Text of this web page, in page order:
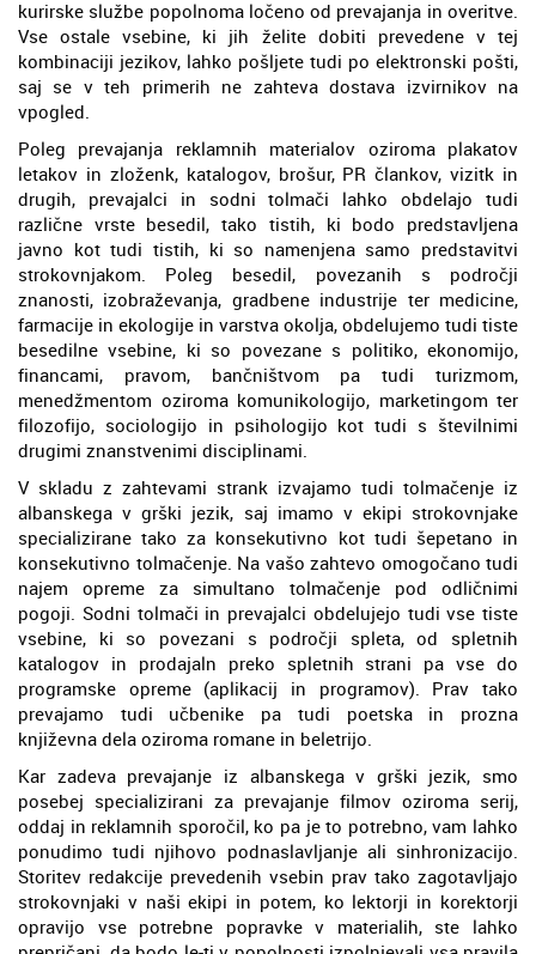
kurirske službe popolnoma ločeno od prevajanja in overitve.
Vse ostale vsebine, ki jih želite dobiti prevedene v tej
kombinaciji jezikov, lahko pošljete tudi po elektronski pošti,
saj se v teh primerih ne zahteva dostava izvirnikov na
vpogled.
Poleg prevajanja reklamnih materialov oziroma plakatov
letakov in zloženk, katalogov, brošur, PR člankov, vizitk in
drugih, prevajalci in sodni tolmači lahko obdelajo tudi
različne vrste besedil, tako tistih, ki bodo predstavljena
javno kot tudi tistih, ki so namenjena samo predstavitvi
strokovnjakom. Poleg besedil, povezanih s področji
znanosti, izobraževanja, gradbene industrije ter medicine,
farmacije in ekologije in varstva okolja, obdelujemo tudi tiste
besedilne vsebine, ki so povezane s politiko, ekonomijo,
financami, pravom, bančništvom pa tudi turizmom,
menedžmentom oziroma komunikologijo, marketingom ter
filozofijo, sociologijo in psihologijo kot tudi s številnimi
drugimi znanstvenimi disciplinami.
V skladu z zahtevami strank izvajamo tudi tolmačenje iz
albanskega v grški jezik, saj imamo v ekipi strokovnjake
specializirane tako za konsekutivno kot tudi šepetano in
konsekutivno tolmačenje. Na vašo zahtevo omogočano tudi
najem opreme za simultano tolmačenje pod odličnimi
pogoji. Sodni tolmači in prevajalci obdelujejo tudi vse tiste
vsebine, ki so povezani s področji spleta, od spletnih
katalogov in prodajaln preko spletnih strani pa vse do
programske opreme (aplikacij in programov). Prav tako
prevajamo tudi učbenike pa tudi poetska in prozna
književna dela oziroma romane in beletrijo.
Kar zadeva prevajanje iz albanskega v grški jezik, smo
posebej specializirani za prevajanje filmov oziroma serij,
oddaj in reklamnih sporočil, ko pa je to potrebno, vam lahko
ponudimo tudi njihovo podnaslavljanje ali sinhronizacijo.
Storitev redakcije prevedenih vsebin prav tako zagotavljajo
strokovnjaki v naši ekipi in potem, ko lektorji in korektorji
opravijo vse potrebne popravke v materialih, ste lahko